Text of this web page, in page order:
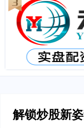
解锁炒股新